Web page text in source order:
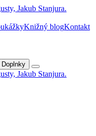
Knižný blogKontakt
Doplnky